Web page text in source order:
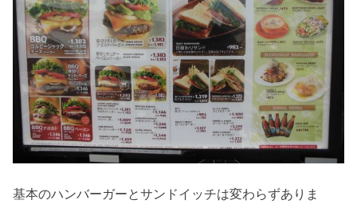
基本のハンバーガーとサンドイッチは変わらずありま